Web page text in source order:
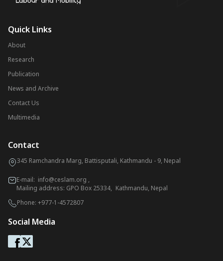
Quick Links
About
Research
Publication
News and Archive
Contact Us
Multimedia
Contact
345 Ramchandra Marg, Battisputali, Kathmandu - 9, Nepal
E-mail: info@ceslam.org ,
Mailing address: GPO Box 25334, Kathmandu, Nepal
Phone: +977-1-4572807
Social Media